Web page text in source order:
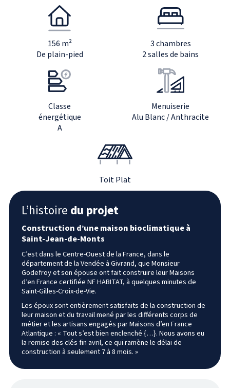
156 m²
De plain-pied
3 chambres
2 salles de bains
Classe
énergétique
A
Menuiserie
Alu Blanc / Anthracite
Toit Plat
L’histoire du projet
Construction d’une maison bioclimatique à
Saint-Jean-de-Monts
C’est dans le Centre-Ouest de la France, dans le
département de la Vendée à Givrand, que Monsieur
Godefroy et son épouse ont fait construire leur Maisons
d’en France certifiée NF HABITAT, à quelques minutes de
Saint-Gilles-Croix-de-Vie.
Les époux sont entièrement satisfaits de la construction de
leur maison et du travail mené par les différents corps de
métier et les artisans engagés par Maisons d’en France
Atlantique : « Tout s’est bien enclenché {…}. Nous avons eu
la remise des clés fin avril, ce qui ramène le délai de
construction à seulement 7 à 8 mois. »